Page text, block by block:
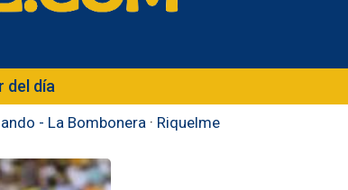
del día
- La Bombonera · Riquelme